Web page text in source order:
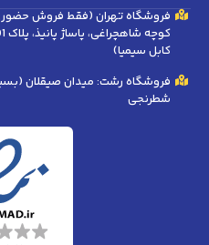
فروشگاه تهران (فقط فروش حضوری
کابل سیمیا)
فروشگاه رشت: میدان صیقلان
شطرنجی